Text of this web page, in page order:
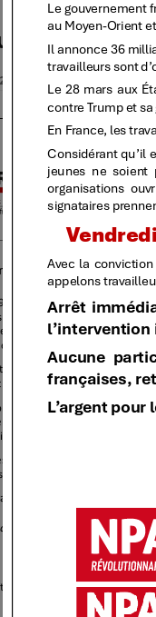
de suite,